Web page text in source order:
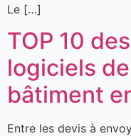
Le […]
TOP 10
logiciels
bâtiment
Entre les devis à